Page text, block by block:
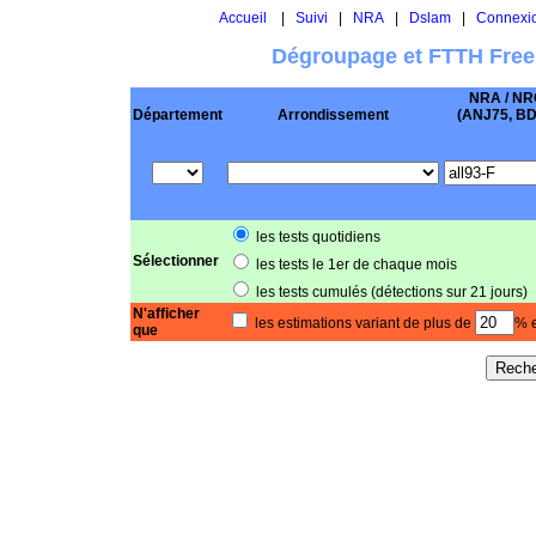
Accueil Suivi NRA| Dslam|
Dégroupage et FTTH
Département Arrondissement
NRA /
(ANJ75,
Sélectionner
les tests quotidiens
les tests le 1er de chaque mois
les tests cumulés (détections sur 21 jours)
N'afficher
que
les estimations variant de plus de %